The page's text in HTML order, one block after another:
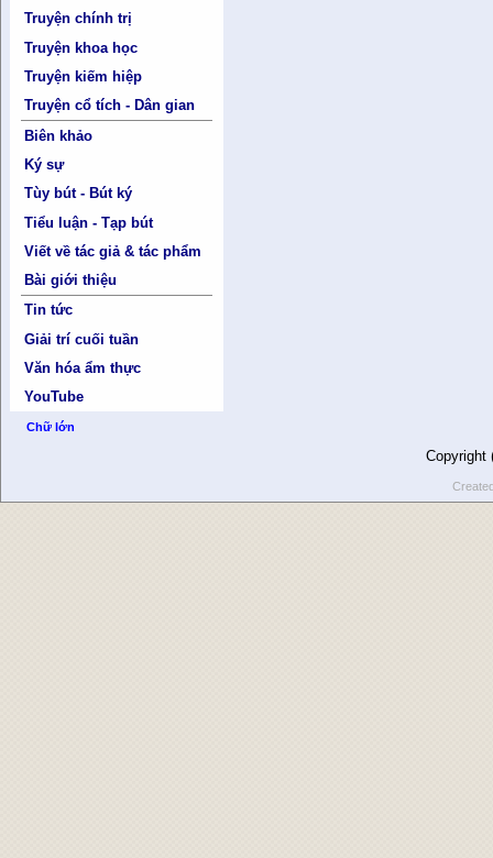
Truyện chính trị
Truyện khoa học
Truyện kiếm hiệp
Truyện cổ tích - Dân gian
Biên khảo
Ký sự
Tùy bút - Bút ký
Tiểu luận - Tạp bút
Viết về tác giả & tác phẩm
Bài giới thiệu
Tin tức
Giải trí cuối tuần
Văn hóa ẩm thực
YouTube
Chữ lớn
Copyright